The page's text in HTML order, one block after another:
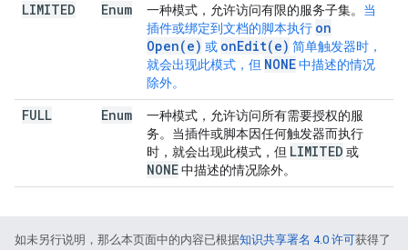
LIMITED Enum 一种模式，允许访问有限的服务子集。 当
插件或绑定到文档的脚本执行 on
Open(e) 或 onEdit(e) 简单触发器时，
就会出现此模式，但 NONE中描述的情况
除外。
FULL Enum
一种模式，允许访问所有需要授权的服
务。当插件或脚本因任何触发器而执行
时，就会出现此模式，但 LIMITED 或
NONE中描述的情况除外。
如未另行说明，那么本页面中的内容已根据知识共享署名 4.0 许可获得了